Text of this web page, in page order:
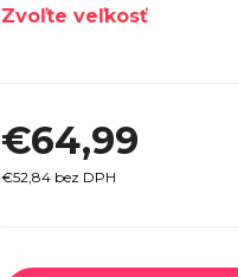
Zvoľte veľkosť
€64,99
€52,84 bez DPH